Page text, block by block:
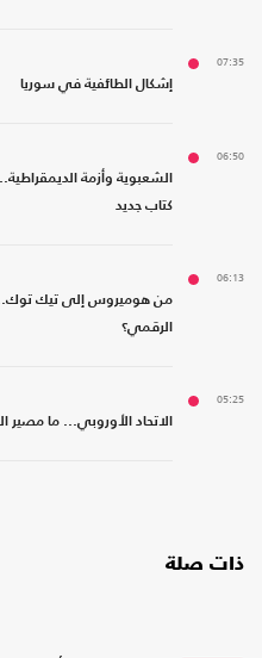
07:35
إشكال الطائفية في سوريا
06:50
الشعبوية وأزمة
كتاب جديد
06:13
من هوميروس إلى تيك توك..
الرقمي؟
05:25
الاتحاد الأوروبي... ما مصير
ذات صلة